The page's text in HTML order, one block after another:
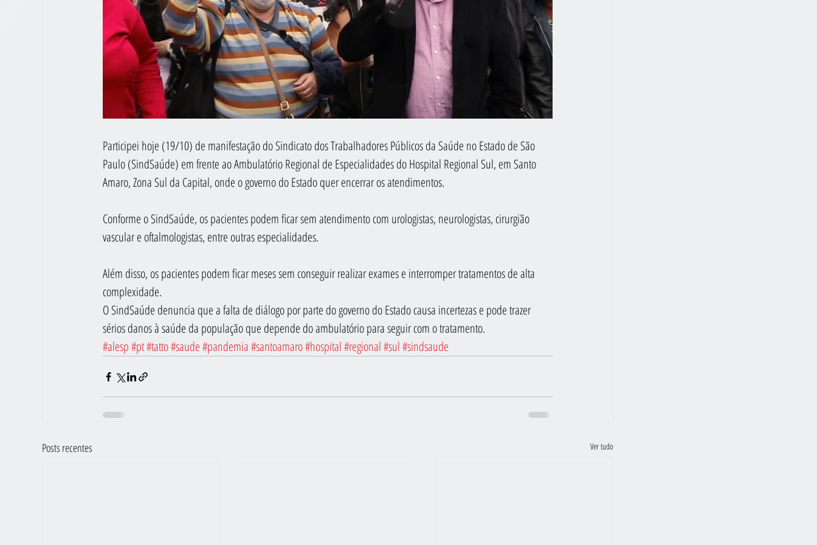
Participei hoje (19/10) de manifestação do Sindicato dos Trabalhadores Públicos da Saúde no Estado de São
Paulo (SindSaúde) em frente ao Ambulatório Regional de Especialidades do Hospital Regional Sul, em Santo
Amaro, Zona Sul da Capital, onde o governo do Estado quer encerrar os atendimentos.
Conforme o SindSaúde, os pacientes podem ficar sem atendimento com urologistas, neurologistas, cirurgião
vascular e oftalmologistas, entre outras especialidades.
Além disso, os pacientes podem ficar meses sem conseguir realizar exames e interromper tratamentos de alta
complexidade.
O SindSaúde denuncia que a falta de diálogo por parte do governo do Estado causa incertezas e pode trazer
sérios danos à saúde da população que depende do ambulatório para seguir com o tratamento.
#alesp#pt#tatto#saude#pandemia#santoamaro#hospital#regional#sul#sindsaude
Posts recentes Ver tudo